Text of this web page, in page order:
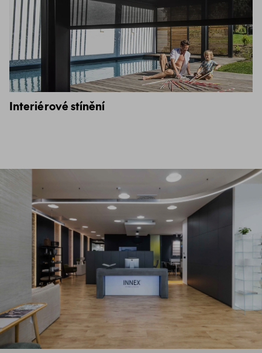
Interiérové stínění